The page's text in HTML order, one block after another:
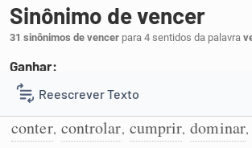
Reescrever Texto
Resumir Texto
Sinônimo de vencer
31 sinônimos de vencer para 4 sentidos da palavra
Ganhar:
1 abafar,abater,auferir
conter, controlar, cumprir, dominar,